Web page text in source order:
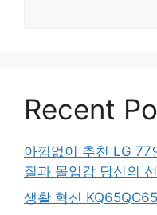
Recent
아낌없이 추천 LG
질과 몰입감 당신의
생활 혁신